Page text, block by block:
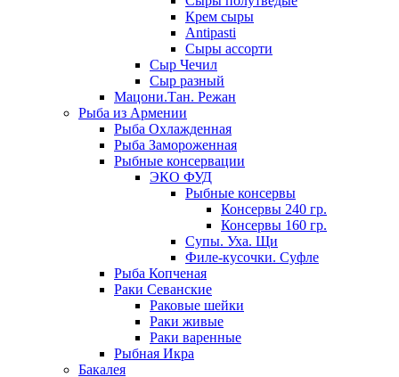
Крем сыры
Antipasti
Сыры ассорти
Сыр Чечил
Сыр разный
Мацони.Тан. Режан
Рыба из Армении
Рыба Охлажденная
Рыба Замороженная
Рыбные консервации
ЭКО ФУД
Рыбные консервы
Консервы 240 гр.
Консервы 160 гр.
Супы. Уха. Щи
Филе-кусочки. Суфле
Рыба Копченая
Раки Севанские
Раковые шейки
Раки живые
Раки варенные
Рыбная Икра
Бакалея